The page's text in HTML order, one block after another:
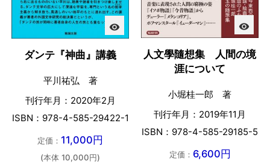
visibility
ダンテ『神曲』講義
平川祐弘 著
刊行年月：2020年2月
ISBN：978-4-585-29422-1
定価： 11,000円
(本体 10,000円)
visibility
人文學隨想集 人間の境
涯について
小堀桂一郎 著
刊行年月：2019年11月
ISBN：978-4-585-29185-5
定価： 6,600円